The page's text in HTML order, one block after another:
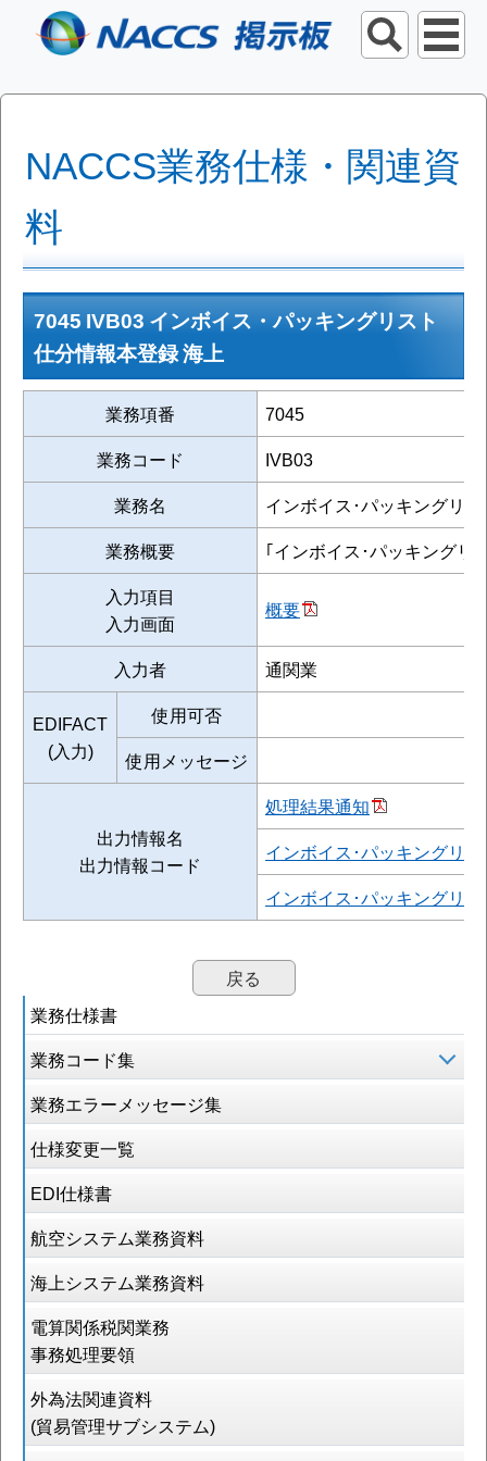
NACCS業務仕様・関連資
料
業務仕様書
業務コード集
業務エラーメッセージ集
仕様変更一覧
EDI仕様書
航空システム業務資料
海上システム業務資料
電算関係税関業務
事務処理要領
外為法関連資料
(貿易管理サブシステム)
7045 IVB03 インボイス・パッキングリスト
仕分情報本登録 海上
業務項番
7045
業務コード
IVB03
業務名
インボイス･パッキングリ
業務概要
｢インボイス･パッキングリ
入力項目
入力画面
概要
入力者 通関業
EDIFACT
(入力)
使用可否
使用メッセージ
出力情報名
出力情報コード
処理結果通知
インボイス･パッキングリ
インボイス･パッキングリ
戻る